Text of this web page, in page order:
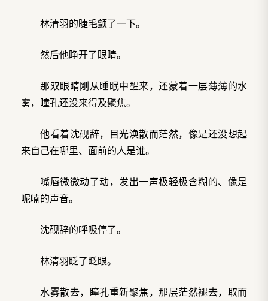
林清羽的睫毛颤了一下。
然后他睁开了眼睛。
那双眼睛刚从睡眠中醒来，还蒙着一层薄薄的水
雾，瞳孔还没来得及聚焦。
他看着沈砚辞，目光涣散而茫然，像是还没想起
来自己在哪里、面前的人是谁。
嘴唇微微动了动，发出一声极轻极含糊的、像是
呢喃的声音。
沈砚辞的呼吸停了。
林清羽眨了眨眼。
水雾散去，瞳孔重新聚焦，那层茫然褪去，取而